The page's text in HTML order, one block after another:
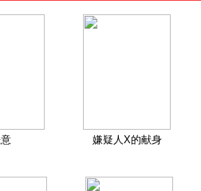
嫌疑人X的献身